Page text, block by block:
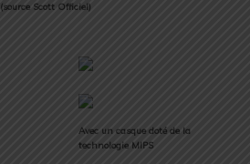
(source Scott Officiel)
Avec un casque doté de la
technologie MIPS